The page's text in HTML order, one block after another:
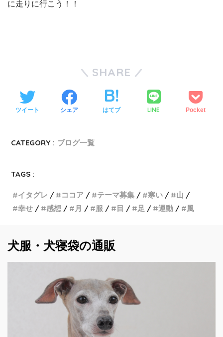
に走りに行こう！！
SHARE
ツイート シェア はてブ LINE Pocket
CATEGORY : ブログ一覧
TAGS :
イタグレ ココア テーマ募集 寒い
山
幸せ
感想 月 服 目 足 運動 風
犬服・犬寝袋の通販